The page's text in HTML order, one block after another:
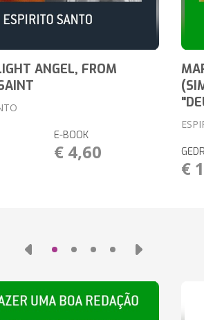
ANGEL, FROM
E-BOOK
€ 4,60
€